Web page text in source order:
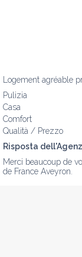
Logement agréable
Pulizia
Casa
Comfort
Qualità / Prezzo
Risposta
Merci beaucoup de
de France Aveyron.